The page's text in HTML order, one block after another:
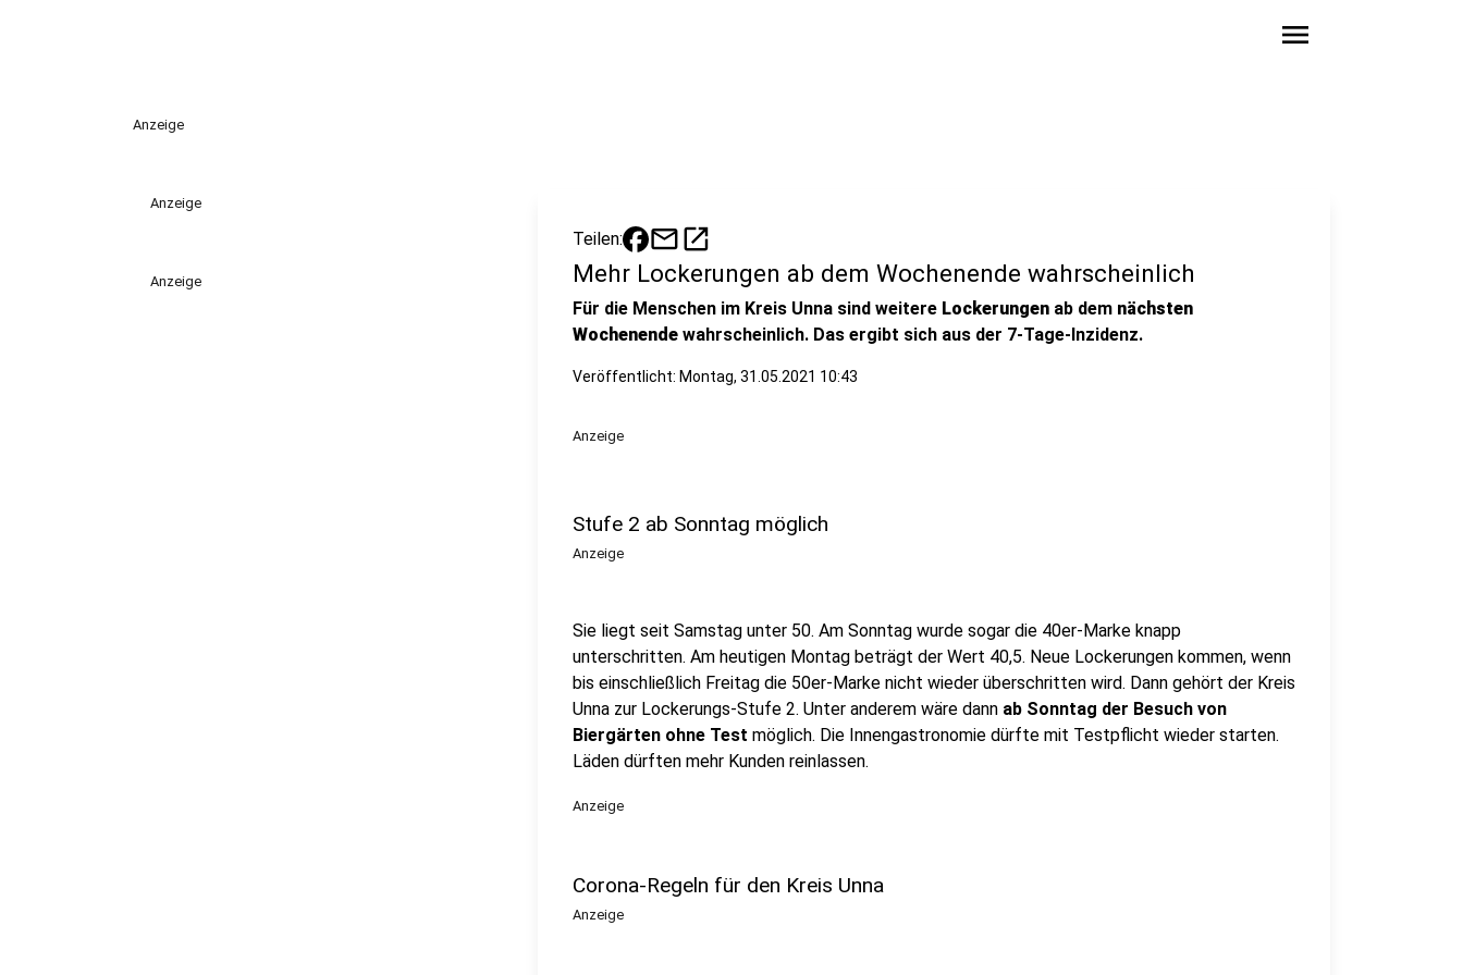
menu
Anzeige
Anzeige
Anzeige
Teilen: mailopen_in_new
Mehr Lockerungen ab dem Wochenende wahrscheinlich
Für die Menschen im Kreis Unna sind weitere Lockerungen ab dem nächsten
Wochenende wahrscheinlich. Das ergibt sich aus der 7-Tage-Inzidenz.
Veröffentlicht: Montag, 31.05.2021 10:43
Anzeige
Stufe 2 ab Sonntag möglich
Anzeige
Sie liegt seit Samstag unter 50. Am Sonntag wurde sogar die 40er-Marke knapp
unterschritten. Am heutigen Montag beträgt der Wert 40,5. Neue Lockerungen kommen, wenn
bis einschließlich Freitag die 50er-Marke nicht wieder überschritten wird. Dann gehört der Kreis
Unna zur Lockerungs-Stufe 2. Unter anderem wäre dann ab Sonntag der Besuch von
Biergärten ohne Test möglich. Die Innengastronomie dürfte mit Testpflicht wieder starten.
Läden dürften mehr Kunden reinlassen.
Anzeige
Corona-Regeln für den Kreis Unna
Anzeige